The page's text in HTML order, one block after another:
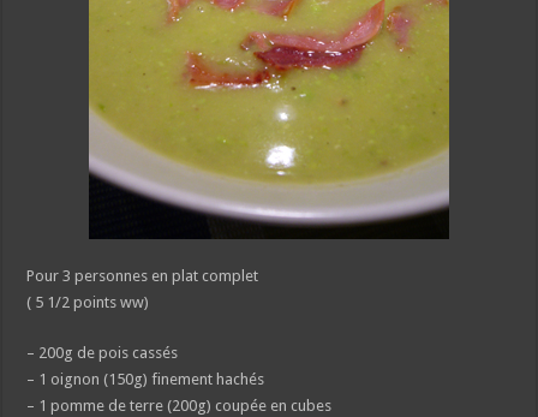
Pour 3 personnes en plat complet
( 5 1/2 points ww)
– 200g de pois cassés
– 1 oignon (150g) finement hachés
– 1 pomme de terre (200g) coupée en cubes